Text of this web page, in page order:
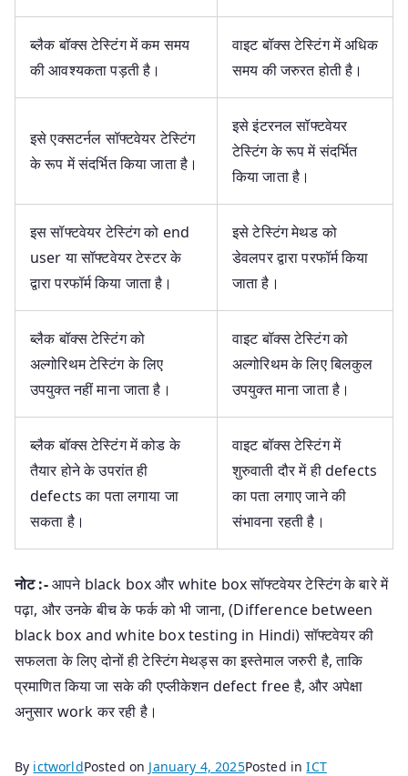
ब्लैक बॉक्स टेस्टिंग में कम समय
की आवश्यकता पड़ती है।
वाइट बॉक्स टेस्टिंग में अधिक
समय की जरुरत होती है।
इसे एक्सटर्नल सॉफ्टवेयर टेस्टिंग
के रूप में संदर्भित किया जाता है।
इसे इंटरनल सॉफ्टवेयर
टेस्टिंग के रूप में संदर्भित
किया जाता है।
इस सॉफ्टवेयर टेस्टिंग को end
user या सॉफ्टवेयर टेस्टर के
द्वारा परफॉर्म किया जाता है।
इसे टेस्टिंग मेथड को
डेवलपर द्वारा परफॉर्म किया
जाता है।
ब्लैक बॉक्स टेस्टिंग को
अल्गोरिथम टेस्टिंग के लिए
उपयुक्त नहीं माना जाता है।
वाइट बॉक्स टेस्टिंग को
अल्गोरिथम के लिए बिलकुल
उपयुक्त माना जाता है।
ब्लैक बॉक्स टेस्टिंग में कोड के
तैयार होने के उपरांत ही
defects का पता लगाया जा
सकता है।
वाइट बॉक्स टेस्टिंग में
शुरुवाती दौर में ही defects
का पता लगाए जाने की
संभावना रहती है।
नोट :-आपने black box और white box सॉफ्टवेयर टेस्टिंग के बारे में
पढ़ा, और उनके बीच के फर्क को भी जाना, (Difference between
black box and white box testing in Hindi) सॉफ्टवेयर की
सफलता के लिए दोनों ही टेस्टिंग मेथड्स का इस्तेमाल जरुरी है, ताकि
प्रमाणित किया जा सके की एप्लीकेशन defect free है, और अपेक्षा
अनुसार work कर रही है।
By ictworldPosted on January 4, 2025Posted inICT